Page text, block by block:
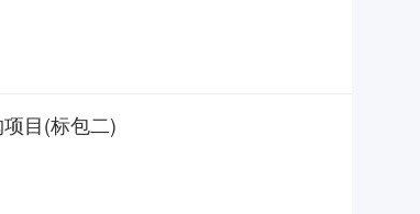
中采购(总部)项目技术服务支撑
目(标包二)